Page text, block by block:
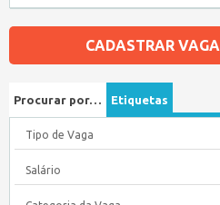
CADASTRAR
Procurar por… Etiquetas
Tipo de Vaga
Salário